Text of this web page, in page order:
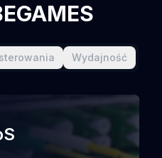
Wydajność